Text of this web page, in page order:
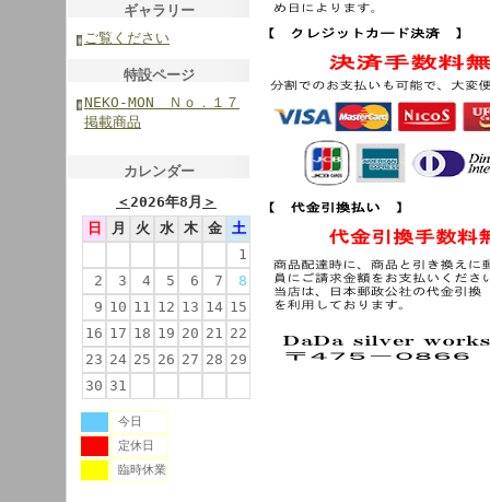
ギャラリー
ご覧ください
特設ページ
NEKO-MON Ｎｏ．１７
掲載商品
カレンダー
＜2026年8月 ＞
日
月 火 水 木 金
土
1
2
3 4 5 6 7
8
9 10 11 12 13 14 15
16 17 18 19 20 21 22
23 24 25 26 27 28 29
30 31
今日
定休日
臨時休業